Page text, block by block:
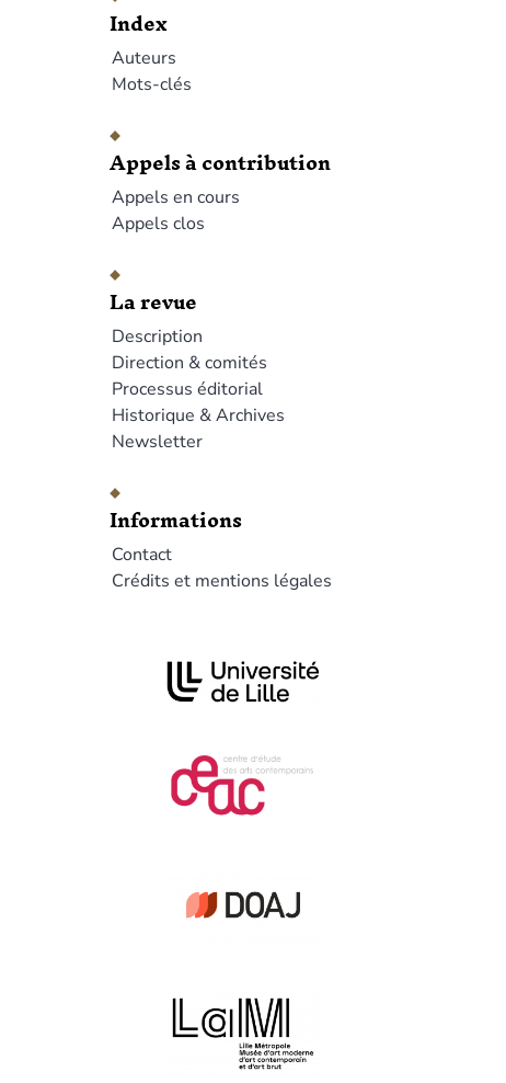
Index
Auteurs
Mots-clés
Appels à contribution
Appels en cours
Appels clos
La revue
Description
Direction & comités
Processus éditorial
Historique & Archives
Newsletter
Informations
Contact
Crédits et mentions légales
Affiliations/partenaires